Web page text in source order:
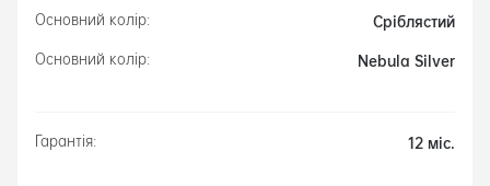
Основний колір: Сріблястий
Основний колір: Nebula Silver
Гарантія: 12 міс.